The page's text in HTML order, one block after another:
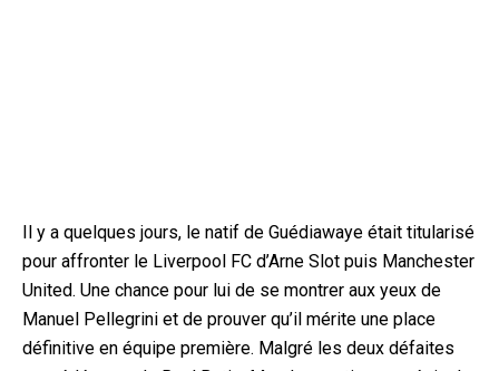
Il y a quelques jours, le natif de Guédiawaye était titularisé
pour affronter le Liverpool FC d’Arne Slot puis Manchester
United. Une chance pour lui de se montrer aux yeux de
Manuel Pellegrini et de prouver qu’il mérite une place
définitive en équipe première. Malgré les deux défaites